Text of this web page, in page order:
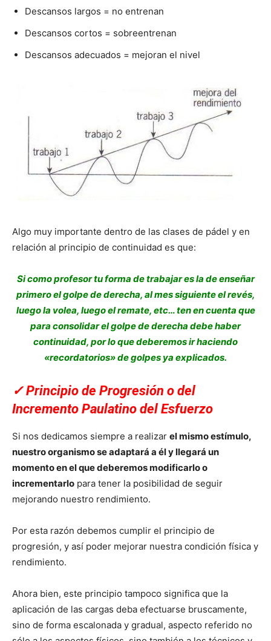
Descansos largos = no entrenan
Descansos cortos = sobreentrenan
Descansos adecuados = mejoran el nivel
Algo muy importante dentro de las clases de pádel y en
relación al principio de continuidad es que:
Si como profesor tu forma de trabajar es la de enseñar
primero el golpe de derecha, al mes siguiente el revés,
luego la volea, luego el remate, etc… ten en cuenta que
para consolidar el golpe de derecha debe haber
continuidad, por lo que deberemos ir haciendo
«recordatorios» de golpes ya explicados.
✓Principio de Progresión o del
Incremento Paulatino del Esfuerzo
Si nos dedicamos siempre a realizar el mismo estímulo,
nuestro organismo se adaptará a él y llegará un
momento en el que deberemos modificarlo o
incrementarlo para tener la posibilidad de seguir
mejorando nuestro rendimiento.
Por esta razón debemos cumplir el principio de
progresión, y así poder mejorar nuestra condición física y
rendimiento.
Ahora bien, este principio tampoco significa que la
aplicación de las cargas deba efectuarse bruscamente,
sino de forma escalonada y gradual, aspecto referido no